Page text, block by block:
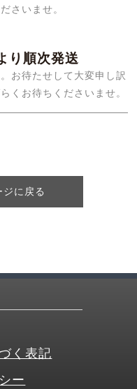
さいませ。
り順次発送
お待たせして大変申し訳
くお待ちくださいませ。
に戻る
く表記
ー